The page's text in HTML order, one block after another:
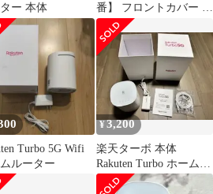
ー 本体
番】 フロントカバー ポ
ルシェ マカン Macan T
S GTS Turbo フロント
ガラス 凍結防止 カバー
凍結防止 シート フロン
ト サンシェード 霜除け
霜よけ 日よけ 日除け
雪 霜 車 夏 冬 Lot.00
Turbo 5G Wifi
ルーター
¥3,200
楽天ターボ 本体
Rakuten Turbo ホームル
ーター 初期化済み